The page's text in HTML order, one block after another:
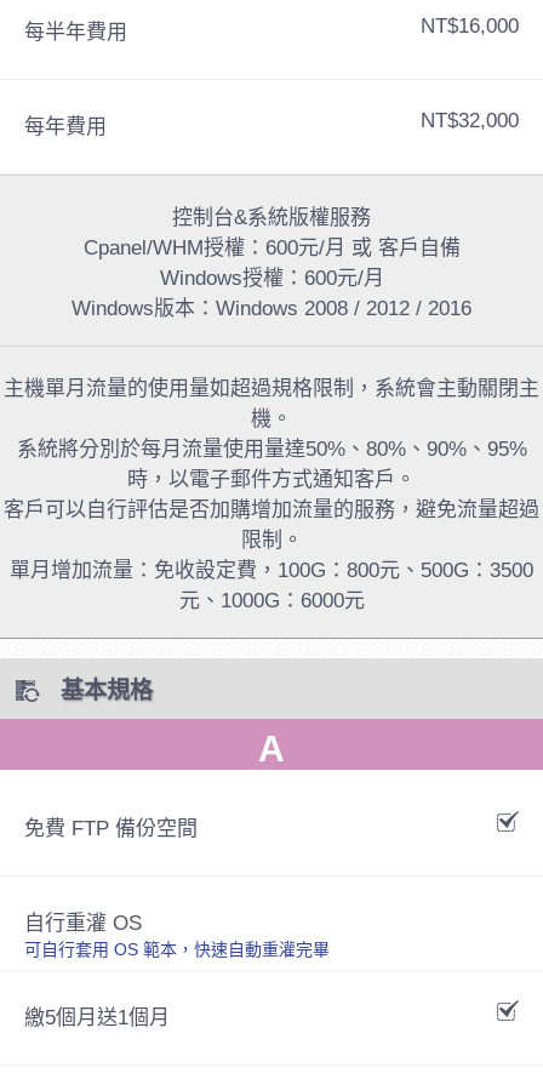
每半年費用 NT$16,000
每年費用 NT$32,000
控制台&系統版權服務
Cpanel/WHM授權：600元/月 或 客戶自備
Windows授權：600元/月
Windows版本：Windows 2008 / 2012 / 2016
主機單月流量的使用量如超過規格限制，系統會主動關閉主
機。
系統將分別於每月流量使用量達50%、80%、90%、95%
時，以電子郵件方式通知客戶。
客戶可以自行評估是否加購增加流量的服務，避免流量超過
限制。
單月增加流量：免收設定費，100G：800元、500G：3500
元、1000G：6000元
基本規格
A
免費 FTP 備份空間
自行重灌 OS
可自行套用 OS 範本，快速自動重灌完畢
繳5個月送1個月